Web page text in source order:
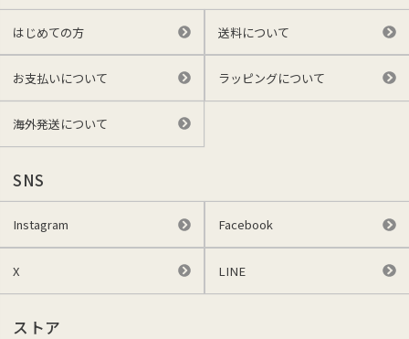
はじめての方 送料について
お支払いについて ラッピングについて
海外発送について
SNS
Instagram Facebook
X LINE
ストア